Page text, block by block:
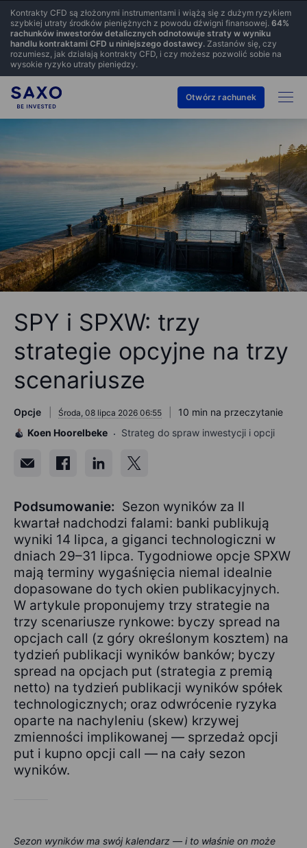
Kontrakty CFD są złożonymi instrumentami i wiążą się z dużym ryzykiem
szybkiej utraty środków pieniężnych z powodu dźwigni finansowej. 64%
rachunków inwestorów detalicznych odnotowuje straty w wyniku
handlu kontraktami CFD u niniejszego dostawcy. Zastanów się, czy
rozumiesz, jak działają kontrakty CFD, i czy możesz pozwolić sobie na
wysokie ryzyko utraty pieniędzy.
Otwórz rachunek
SPY i SPXW: trzy
strategie opcyjne na trzy
scenariusze
Opcje Środa, 08 lipca 2026 06:55
10 min na przeczytanie
Koen Hoorelbeke
Strateg do spraw inwestycji i opcji
Podsumowanie: Sezon wyników za II
kwartał nadchodzi falami: banki publikują
wyniki 14 lipca, a giganci technologiczni w
dniach 29–31 lipca. Tygodniowe opcje SPXW
mają terminy wygaśnięcia niemal idealnie
dopasowane do tych okien publikacyjnych.
W artykule proponujemy trzy strategie na
trzy scenariusze rynkowe: byczy spread na
opcjach call (z góry określonym kosztem) na
tydzień publikacji wyników banków; byczy
spread na opcjach put (strategia z premią
netto) na tydzień publikacji wyników spółek
technologicznych; oraz odwrócenie ryzyka
oparte na nachyleniu (skew) krzywej
zmienności implikowanej — sprzedaż opcji
put i kupno opcji call — na cały sezon
wyników.
Sezon wyników ma swój kalendarz — i to właśnie on może